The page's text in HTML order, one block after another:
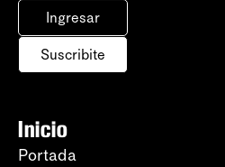
Ingresar
Suscribite
Inicio
Portada